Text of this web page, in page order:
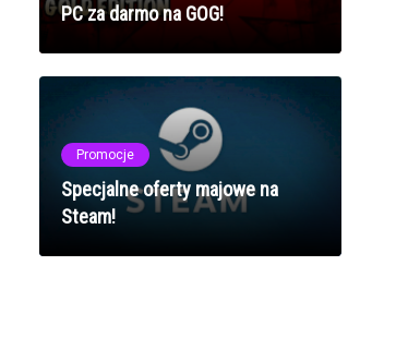
PC za darmo na GOG!
Promocje
Specjalne oferty majowe na
Steam!